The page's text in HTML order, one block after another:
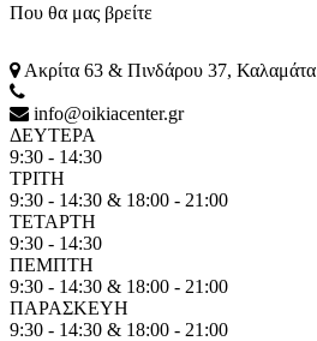
Που θα μας βρείτε
Ακρίτα 63 & Πινδάρου 37, Καλαμάτα
info@oikiacenter.gr
ΔΕΥΤΕΡΑ
9:30 - 14:30
ΤΡΙΤΗ
9:30 - 14:30 & 18:00 - 21:00
ΤΕΤΑΡΤΗ
9:30 - 14:30
ΠΕΜΠΤΗ
9:30 - 14:30 & 18:00 - 21:00
ΠΑΡΑΣΚΕΥΗ
9:30 - 14:30 & 18:00 - 21:00